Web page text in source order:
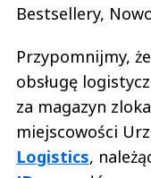
Bestsellery,
Przypomnijmy,
obsługę
za magazyn
miejscowości
Logistics,